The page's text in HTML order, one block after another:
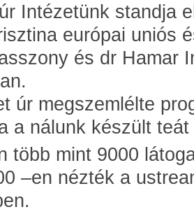
Intézetünk standja
európai uniós
és dr Hamar
úr megszemlélte
a nálunk készült teát
több mint 9000
–en nézték a